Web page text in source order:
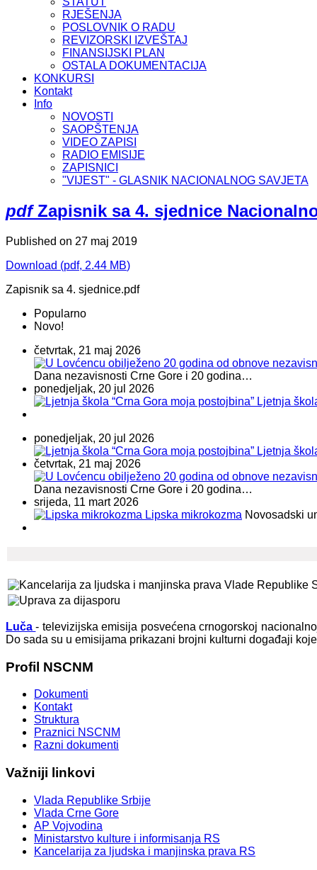
RJEŠENJA
POSLOVNIK O RADU
REVIZORSKI IZVEŠTAJ
FINANSIJSKI PLAN
OSTALA DOKUMENTACIJA
KONKURSI
Kontakt
Info
NOVOSTI
SAOPŠTENJA
VIDEO ZAPISI
RADIO EMISIJE
ZAPISNICI
"VIJEST" - GLASNIK NACIONALNOG SAVJETA
pdf Zapisnik sa 4. sjednice
Published on 27 maj 2019
Download (pdf, 2.44 MB)
Zapisnik sa 4. sjednice.pdf
Popularno
Novo!
četvrtak, 21 maj 2026
Dana nezavisnosti Crne Gore i 20 godina…
ponedjeljak, 20 jul 2026
Ljetnja
ponedjeljak, 20 jul 2026
Ljetnja
četvrtak, 21 maj 2026
Dana nezavisnosti Crne Gore i 20 godina…
srijeda, 11 mart 2026
Lipska mikrokozma Novosadski
Luča - televizijska emisija posvećena crnogorskoj
Do sada su u emisijama prikazani brojni kulturni događaji
Profil NSCNM
Dokumenti
Kontakt
Struktura
Praznici NSCNM
Razni dokumenti
Važniji linkovi
Vlada Republike Srbije
Vlada Crne Gore
AP Vojvodina
Ministarstvo kulture i informisanja RS
Kancelarija za ljudska i manjinska prava RS